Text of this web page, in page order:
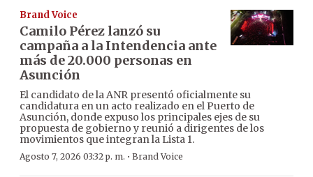
Brand Voice
Camilo Pérez lanzó su
campaña a la Intendencia ante
más de 20.000 personas en
Asunción
El candidato de la ANR presentó oficialmente su
candidatura en un acto realizado en el Puerto de
Asunción, donde expuso los principales ejes de su
propuesta de gobierno y reunió a dirigentes de los
movimientos que integran la Lista 1.
Agosto 7, 2026 03:32 p. m. · Brand Voice